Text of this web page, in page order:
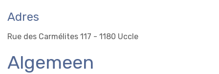
Adres
Rue des Carmélites 117 - 1180 Uccle
Algemeen